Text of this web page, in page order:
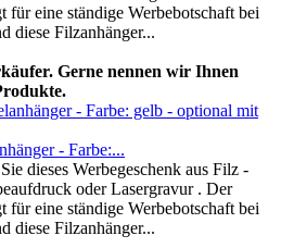
eine ständige Werbebotschaft bei
diese Filzanhänger...
Gerne nennen wir Ihnen
- Farbe:...
dieses Werbegeschenk aus Filz -
oder Lasergravur . Der
eine ständige Werbebotschaft bei
diese Filzanhänger...